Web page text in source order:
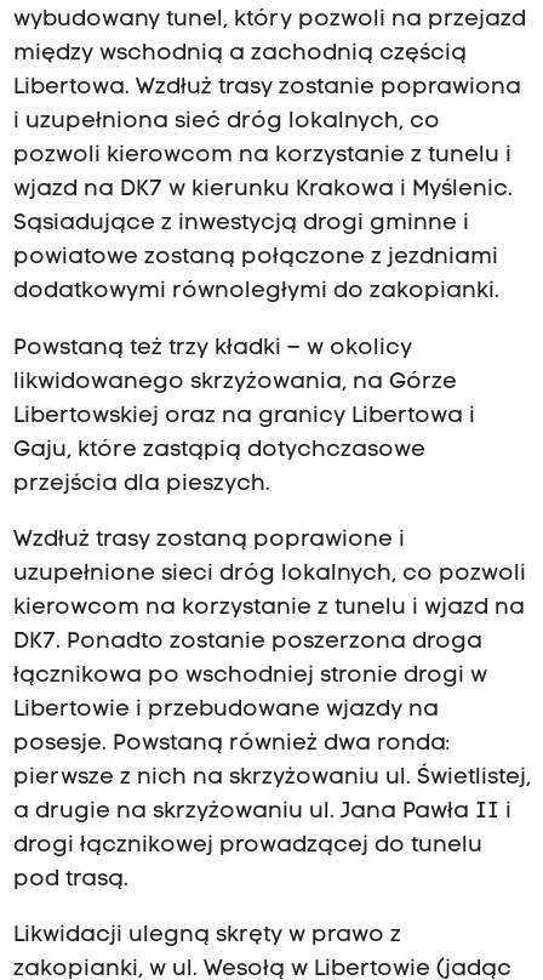
wybudowany tunel, który pozwoli na przejazd
między wschodnią a zachodnią częścią
Libertowa. Wzdłuż trasy zostanie poprawiona
i uzupełniona sieć dróg lokalnych, co
pozwoli kierowcom na korzystanie z tunelu i
wjazd na DK7 w kierunku Krakowa i Myślenic.
Sąsiadujące z inwestycją drogi gminne i
powiatowe zostaną połączone z jezdniami
dodatkowymi równoległymi do zakopianki.
Powstaną też trzy kładki – w okolicy
likwidowanego skrzyżowania, na Górze
Libertowskiej oraz na granicy Libertowa i
Gaju, które zastąpią dotychczasowe
przejścia dla pieszych.
Wzdłuż trasy zostaną poprawione i
uzupełnione sieci dróg lokalnych, co pozwoli
kierowcom na korzystanie z tunelu i wjazd na
DK7. Ponadto zostanie poszerzona droga
łącznikowa po wschodniej stronie drogi w
Libertowie i przebudowane wjazdy na
posesje. Powstaną również dwa ronda:
pierwsze z nich na skrzyżowaniu ul. Świetlistej,
a drugie na skrzyżowaniu ul. Jana Pawła II i
drogi łącznikowej prowadzącej do tunelu
pod trasą.
Likwidacji ulegną skręty w prawo z
zakopianki, w ul. Wesołą w Libertowie (jadąc